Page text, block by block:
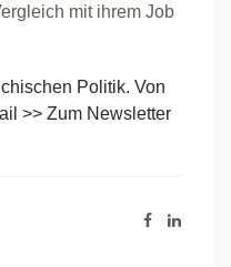
mit ihrem Job
Politik. Von
>> Zum Newsletter